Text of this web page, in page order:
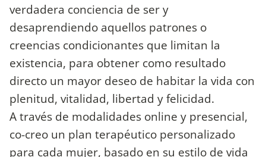
verdadera conciencia de ser y
desaprendiendo aquellos patrones o
creencias condicionantes que limitan la
existencia, para obtener como resultado
directo un mayor deseo de habitar la vida con
plenitud, vitalidad, libertad y felicidad.
A través de modalidades online y presencial,
co-creo un plan terapéutico personalizado
para cada mujer, basado en su estilo de vida